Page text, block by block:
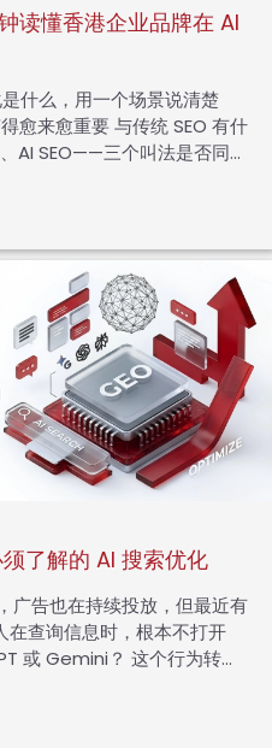
读懂香港企业品牌在 AI
什么，用一个场景说清楚
愈来愈重要 与传统 SEO 有什
AI SEO——三个叫法是否同一
了解的 AI 搜索优化
告也在持续投放，但最近有
在查询信息时，根本不打开
或 Gemini？ 这个行为转